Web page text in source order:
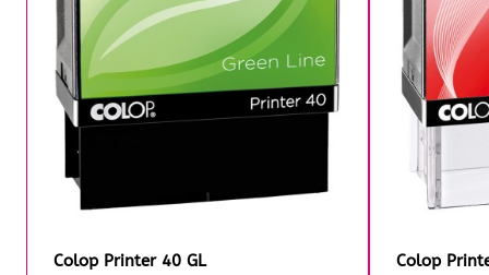
Colop Printer 40 GL Colop